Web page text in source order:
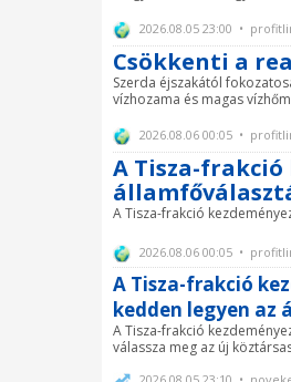
2026.08.05 23:00 •
Csökkenti a
Szerda éjszakától
vízhozama és magas
2026.08.06 00:05 •
A Tisza-frakció
A Tisza-frakció
2026.08.06 00:05 •
A Tisza-frakció
kedden legyen az
A Tisza-frakció
válassza meg az új